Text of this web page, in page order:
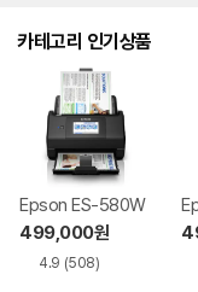
카테고리 인기상품
Epson ES-580W
499,000원
4.9 (508)